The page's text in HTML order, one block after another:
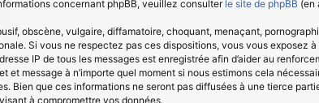
concernant phpBB, veuillez consulter le site de phpBB (en
obscène, vulgaire, diffamatoire, choquant, menaçant,
Si vous ne respectez pas ces dispositions, vous vous
IP de tous les messages est enregistrée afin d’aider au
et message à n’importe quel moment si nous estimons cela
Bien que ces informations ne seront pas diffusées à une tierce
à compromettre vos données.